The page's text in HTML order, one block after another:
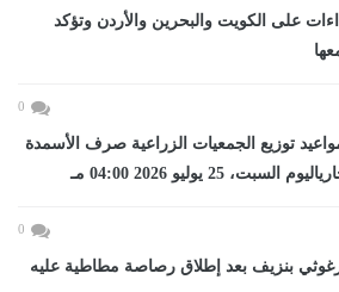
على الكويت والبحرين والأردن وتؤكد
0
توزيع الجمعيات الزراعية صرف الأسمدة
25 يوليو 2026 04:00 مـ
0
بنزيف بعد إطلاق رصاصة مطاطية عليه